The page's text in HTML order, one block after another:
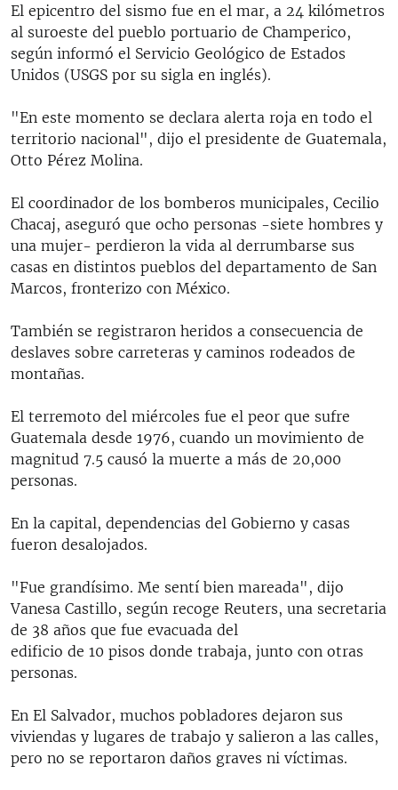
El epicentro del sismo fue en el mar, a 24 kilómetros
al suroeste del pueblo portuario de Champerico,
según informó el Servicio Geológico de Estados
Unidos (USGS por su sigla en inglés).
"En este momento se declara alerta roja en todo el
territorio nacional", dijo el presidente de Guatemala,
Otto Pérez Molina.
El coordinador de los bomberos municipales, Cecilio
Chacaj, aseguró que ocho personas -siete hombres y
una mujer- perdieron la vida al derrumbarse sus
casas en distintos pueblos del departamento de San
Marcos, fronterizo con México.
También se registraron heridos a consecuencia de
deslaves sobre carreteras y caminos rodeados de
montañas.
El terremoto del miércoles fue el peor que sufre
Guatemala desde 1976, cuando un movimiento de
magnitud 7.5 causó la muerte a más de 20,000
personas.
En la capital, dependencias del Gobierno y casas
fueron desalojados.
"Fue grandísimo. Me sentí bien mareada", dijo
Vanesa Castillo, según recoge Reuters, una secretaria
de 38 años que fue evacuada del
edificio de 10 pisos donde trabaja, junto con otras
personas.
En El Salvador, muchos pobladores dejaron sus
viviendas y lugares de trabajo y salieron a las calles,
pero no se reportaron daños graves ni víctimas.